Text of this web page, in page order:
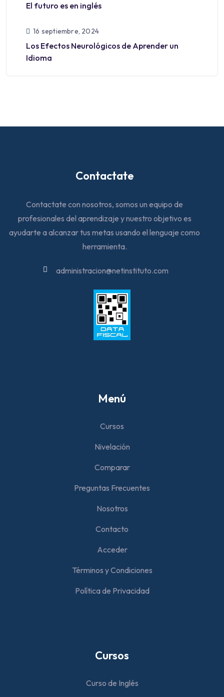
El futuro es en inglés
16 septiembre, 2024
Los Efectos Neurológicos de Aprender un
Idioma
Contactate
Contactate con nosotros, somos un equipo de
profesionales del aprendizaje y nuestro objetivo es
ayudarte a alcanzar tus metas usando el lenguaje como
herramienta.
administracion@netinstituto.com
Menú
Cursos
Nivelación
Comparar
Preguntas Frecuentes
Nosotros
Contacto
Acceder
Términos y Condiciones
Política de Privacidad
Cursos
Curso de Inglés